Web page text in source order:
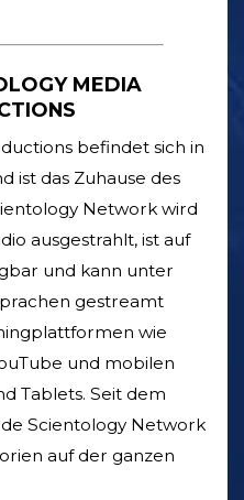
MEDIA
befindet sich in
ist das Zuhause des
Network wird
ausgestrahlt, ist auf
und kann unter
gestreamt
wie
und mobilen
Tablets. Seit dem
Scientology Network
auf der ganzen